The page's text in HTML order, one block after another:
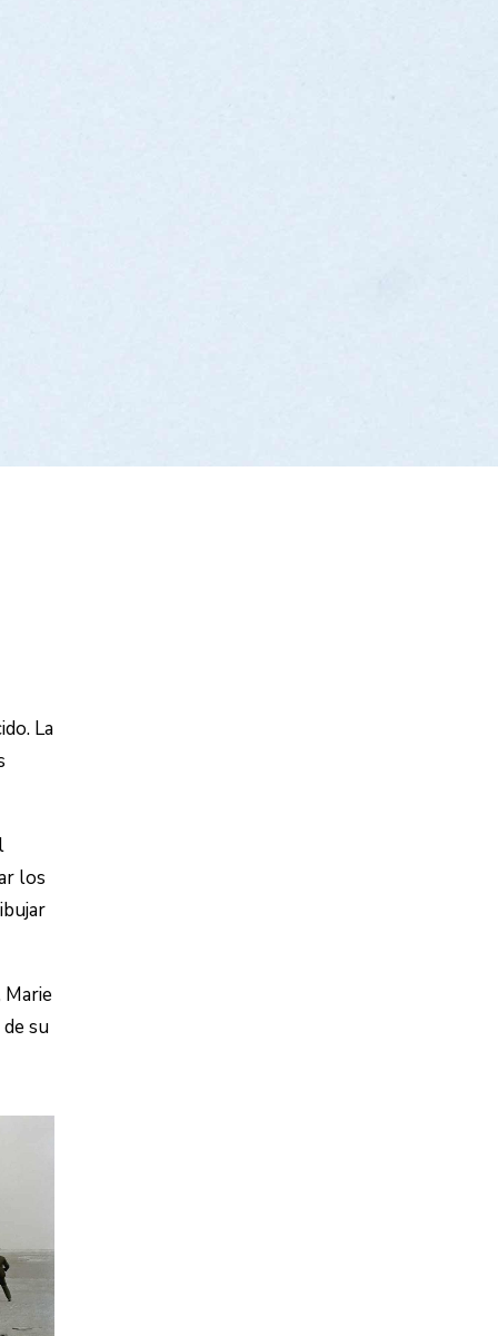
La
los
su